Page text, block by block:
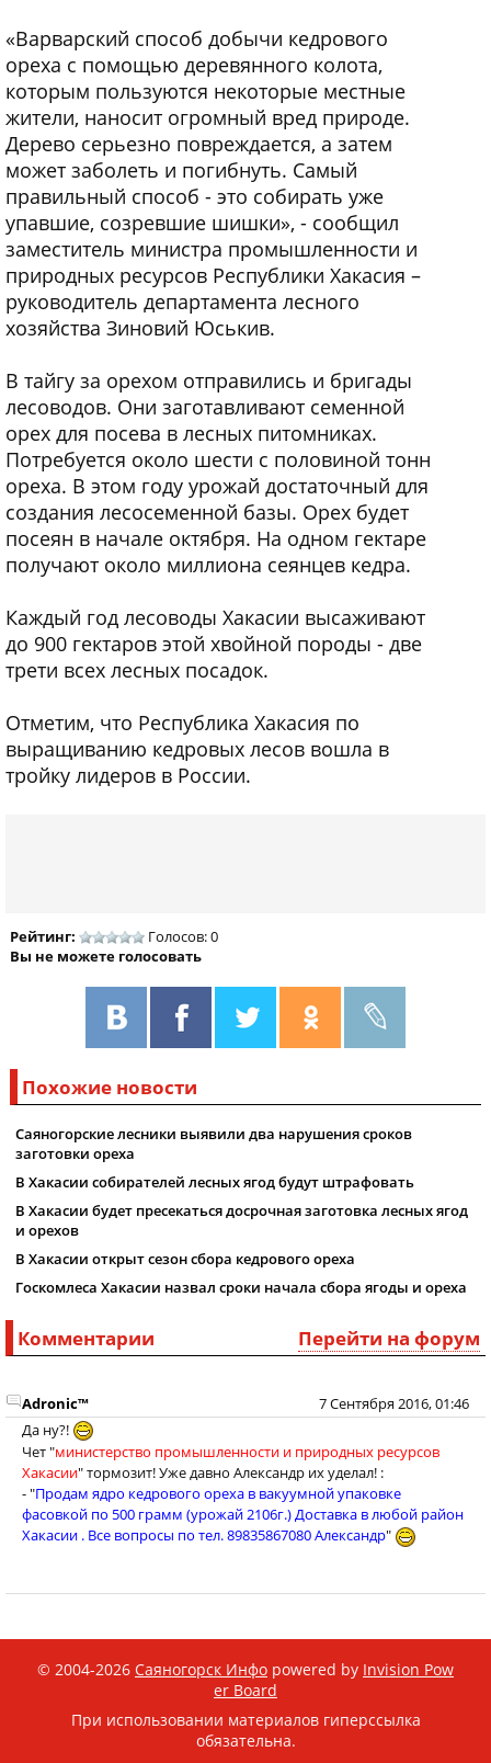
«Варварский способ добычи кедрового
ореха с помощью деревянного колота,
которым пользуются некоторые местные
жители, наносит огромный вред природе.
Дерево серьезно повреждается, а затем
может заболеть и погибнуть. Самый
правильный способ - это собирать уже
упавшие, созревшие шишки», - сообщил
заместитель министра промышленности и
природных ресурсов Республики Хакасия –
руководитель департамента лесного
хозяйства Зиновий Юськив.
В тайгу за орехом отправились и бригады
лесоводов. Они заготавливают семенной
орех для посева в лесных питомниках.
Потребуется около шести с половиной тонн
ореха. В этом году урожай достаточный для
создания лесосеменной базы. Орех будет
посеян в начале октября. На одном гектаре
получают около миллиона сеянцев кедра.
Каждый год лесоводы Хакасии высаживают
до 900 гектаров этой хвойной породы - две
трети всех лесных посадок.
Отметим, что Республика Хакасия по
выращиванию кедровых лесов вошла в
тройку лидеров в России.
Рейтинг:
Голосов: 0
Вы не можете голосовать
Похожие новости
Саяногорские лесники выявили два нарушения сроков
заготовки ореха
В Хакасии собирателей лесных ягод будут штрафовать
В Хакасии будет пресекаться досрочная заготовка лесных ягод
и орехов
В Хакасии открыт сезон сбора кедрового ореха
Госкомлеса Хакасии назвал сроки начала сбора ягоды и ореха
Перейти на форум
Комментарии
7 Сентября 2016, 01:46
Adronic™
Да ну?!
Чет "министерство промышленности и природных ресурсов
Хакасии" тормозит! Уже давно Александр их уделал! :
- "Продам ядро кедрового ореха в вакуумной упаковке
фасовкой по 500 грамм (урожай 2106г.) Доставка в любой район
Хакасии . Все вопросы по тел. 89835867080 Александр"
© 2004-2026 Саяногорск Инфо powered by Invision Pow
er Board
При использовании материалов гиперссылка
обязательна.